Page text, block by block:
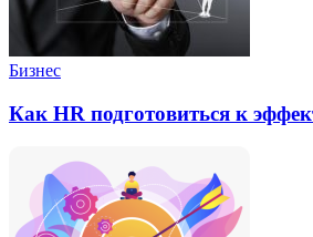
Бизнес
Как HR подготовиться к